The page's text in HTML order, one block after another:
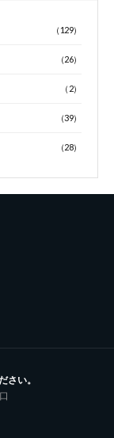
（129）
（26）
（2）
（39）
（28）
さい。